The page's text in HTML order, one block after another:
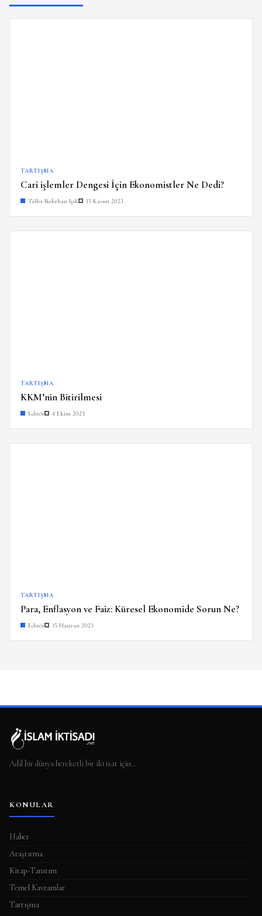
TARTIŞMA
Cari işlemler Dengesi İçin Ekonomistler Ne Dedi?
Talha Bedirhan Işık 15 Kasım 2023
TARTIŞMA
KKM’nin Bitirilmesi
Editör 4 Ekim 2023
TARTIŞMA
Para, Enflasyon ve Faiz: Küresel Ekonomide Sorun Ne?
Editör 15 Haziran 2023
Adil bir dünya bereketli bir iktisat için…
KONULAR
Haber
Araştırma
Kitap-Tanıtım
Temel Kavramlar
Tartışma